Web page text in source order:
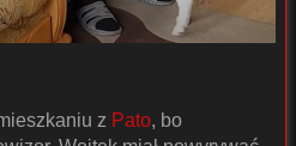
z Pato, bo